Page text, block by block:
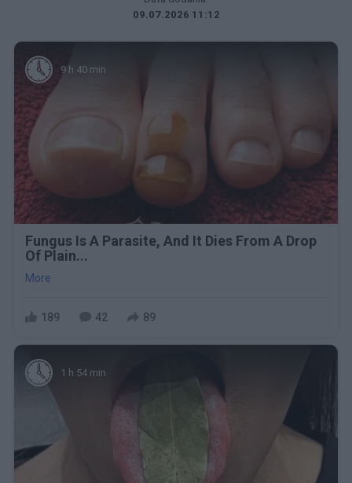
09.07.2026 11:12
9 h 40 min
Fungus Is A Parasite, And It Dies From A Drop
Of Plain...
More
189 42 89
1 h 54 min